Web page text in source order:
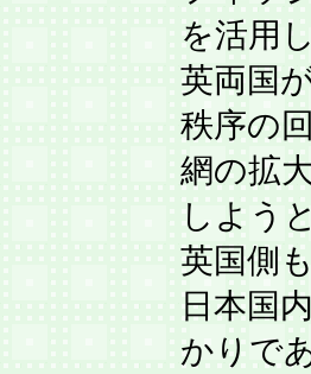
を活用
英両国
秩序の
網の拡
しよう
英国側
日本国
かりで